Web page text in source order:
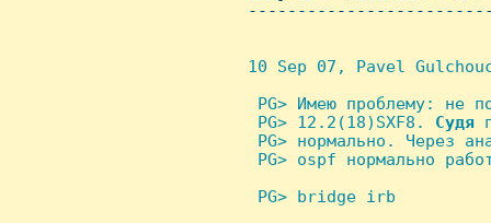
10 Sep 07, Pavel
PG> Имею проблему: не
  PG> 12.2(18)SXF8.
Судя
PG> нормально. Через
PG> ospf нормально
PG> bridge irb